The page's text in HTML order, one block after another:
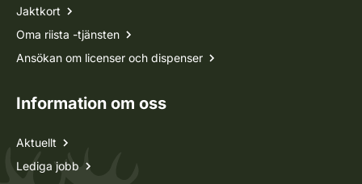
Jaktkort
Oma riista -tjänsten
Ansökan om licenser och dispenser
Information om oss
Aktuellt
Lediga jobb